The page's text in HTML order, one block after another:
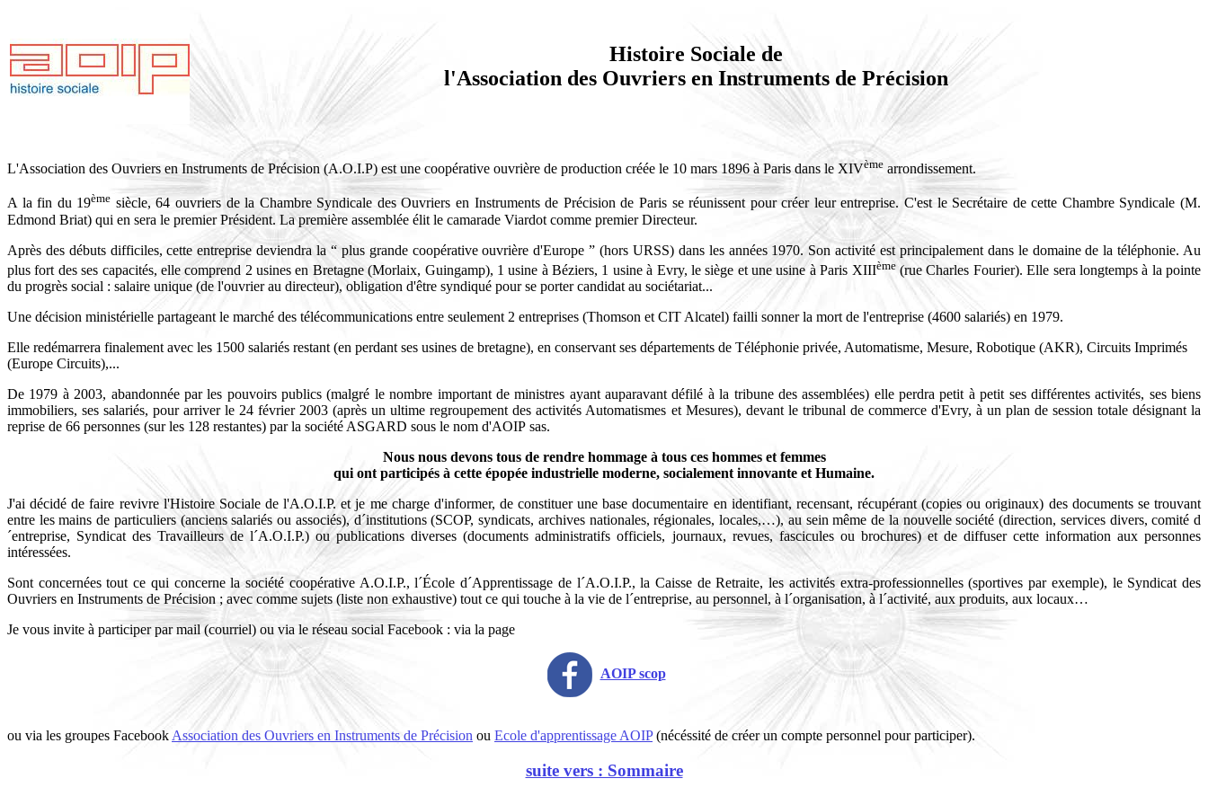
Histoire Sociale de
l'Association des Ouvriers en Instruments de Précision
L'Association des Ouvriers en Instruments de Précision (A.O.I.P) est une coopérative ouvrière de production créée le 10 mars 1896 à Paris dans le XIVème arrondissement.
A la fin du 19ème siècle, 64 ouvriers de la Chambre Syndicale des Ouvriers en Instruments de Précision de Paris se réunissent pour créer leur entreprise. C'est le Secrétaire de cette Chambre Syndicale (M.
Edmond Briat) qui en sera le premier Président. La première assemblée élit le camarade Viardot comme premier Directeur.
Après des débuts difficiles, cette entreprise deviendra la “ plus grande coopérative ouvrière d'Europe ” (hors URSS) dans les années 1970. Son activité est principalement dans le domaine de la téléphonie. Au
plus fort des ses capacités, elle comprend 2 usines en Bretagne (Morlaix, Guingamp), 1 usine à Béziers, 1 usine à Evry, le siège et une usine à Paris XIIIème(rue Charles Fourier). Elle sera longtemps à la pointe
du progrès social : salaire unique (de l'ouvrier au directeur), obligation d'être syndiqué pour se porter candidat au sociétariat...
Une décision ministérielle partageant le marché des télécommunications entre seulement 2 entreprises (Thomson et CIT Alcatel) failli sonner la mort de l'entreprise (4600 salariés) en 1979.
Elle redémarrera finalement avec les 1500 salariés restant (en perdant ses usines de bretagne), en conservant ses départements de Téléphonie privée, Automatisme, Mesure, Robotique (AKR), Circuits Imprimés
(Europe Circuits),...
De 1979 à 2003, abandonnée par les pouvoirs publics (malgré le nombre important de ministres ayant auparavant défilé à la tribune des assemblées) elle perdra petit à petit ses différentes activités, ses biens
immobiliers, ses salariés, pour arriver le 24 février 2003 (après un ultime regroupement des activités Automatismes et Mesures), devant le tribunal de commerce d'Evry, à un plan de session totale désignant la
reprise de 66 personnes (sur les 128 restantes) par la société ASGARD sous le nom d'AOIP sas.
Nous nous devons tous de rendre hommage à tous ces hommes et femmes
qui ont participés à cette épopée industrielle moderne, socialement innovante et Humaine.
J'ai décidé de faire revivre l'Histoire Sociale de l'A.O.I.P. et je me charge d'informer, de constituer une base documentaire en identifiant, recensant, récupérant (copies ou originaux) des documents se trouvant
entre les mains de particuliers (anciens salariés ou associés), d´institutions (SCOP, syndicats, archives nationales, régionales, locales,…), au sein même de la nouvelle société (direction, services divers, comité d
´entreprise, Syndicat des Travailleurs de l´A.O.I.P.) ou publications diverses (documents administratifs officiels, journaux, revues, fascicules ou brochures) et de diffuser cette information aux personnes
intéressées.
Sont concernées tout ce qui concerne la société coopérative A.O.I.P., l´École d´Apprentissage de l´A.O.I.P., la Caisse de Retraite, les activités extra-professionnelles (sportives par exemple), le Syndicat des
Ouvriers en Instruments de Précision ; avec comme sujets (liste non exhaustive) tout ce qui touche à la vie de l´entreprise, au personnel, à l´organisation, à l´activité, aux produits, aux locaux…
Je vous invite à participer par mail (courriel) ou via le réseau social Facebook : via la page
AOIP scop
ou via les groupes Facebook Association des Ouvriers en Instruments de Précision ou Ecole d'apprentissage AOIP(nécéssité de créer un compte personnel pour participer).
suite vers : Sommaire